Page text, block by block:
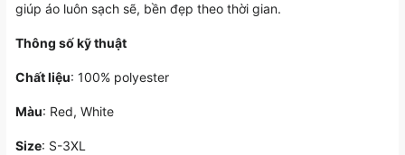
giúp áo luôn sạch sẽ, bền đẹp theo thời gian.
Thông số kỹ thuật
Chất liệu: 100% polyester
Màu: Red, White
Size: S-3XL